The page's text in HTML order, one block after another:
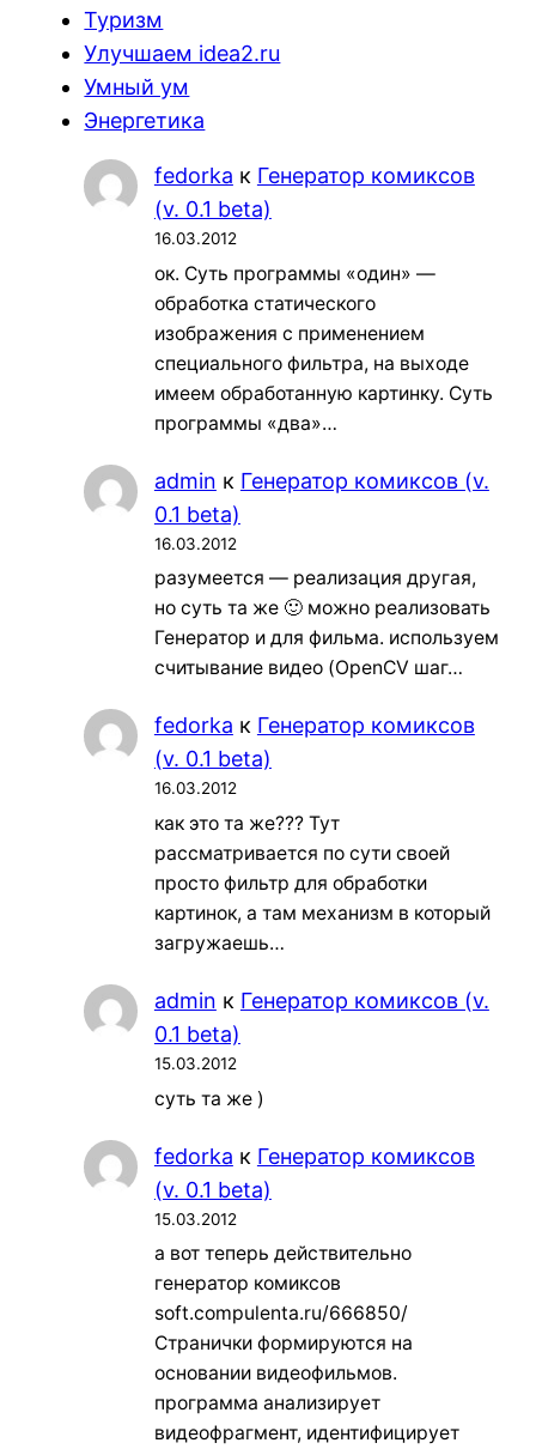
Туризм
Улучшаем idea2.ru
Умный ум
Энергетика
fedorka к Генератор комиксов
(v. 0.1 beta)
16.03.2012
ок. Суть программы «один» —
обработка статического
изображения с применением
специального фильтра, на выходе
имеем обработанную картинку. Суть
программы «два»…
admin к Генератор комиксов (v.
0.1 beta)
16.03.2012
разумеется — реализация другая,
но суть та же 🙂 можно реализовать
Генератор и для фильма. используем
считывание видео (OpenCV шаг…
fedorka к Генератор комиксов
(v. 0.1 beta)
16.03.2012
как это та же??? Тут
рассматривается по сути своей
просто фильтр для обработки
картинок, а там механизм в который
загружаешь…
admin к Генератор комиксов (v.
0.1 beta)
15.03.2012
суть та же )
fedorka к Генератор комиксов
(v. 0.1 beta)
15.03.2012
а вот теперь действительно
генератор комиксов
soft.compulenta.ru/666850/
Странички формируются на
основании видеофильмов.
программа анализирует
видеофрагмент, идентифицирует